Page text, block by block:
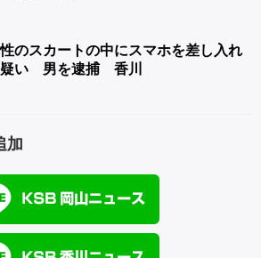
のスカートの中にスマホを差し入れ
い 男を逮捕 香川
加